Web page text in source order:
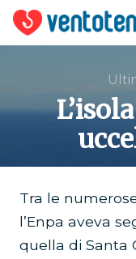
Tra le
l’Enpa aveva
quella di Santa